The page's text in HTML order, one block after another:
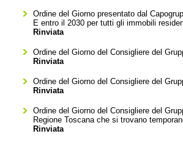
Ordine del Giorno presentato dal
E entro il 2030 per tutti gli immobili
Rinviata
Ordine del Giorno del Consigliere del
Rinviata
Ordine del Giorno del Consigliere del
Rinviata
Ordine del Giorno del Consigliere del
Regione Toscana che si trovano
Rinviata